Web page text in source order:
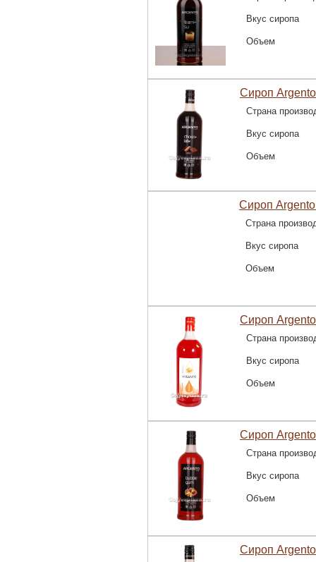
Вкус сиропа
Объем
Сироп
Страна
Вкус сиропа
Объем
Сироп
Страна
Вкус сиропа
Объем
Сироп
Страна
Вкус сиропа
Объем
Сироп
Страна
Вкус сиропа
Объем
Сироп